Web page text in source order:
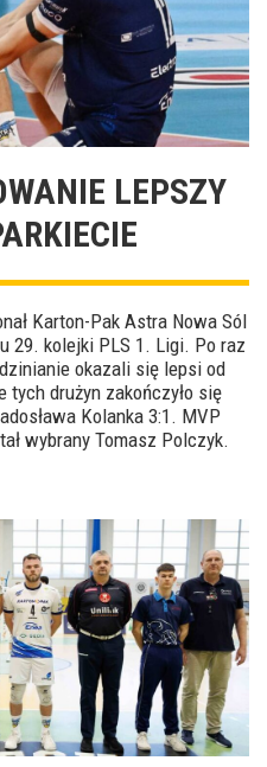
LEPSZY
Karton-Pak Astra Nowa Sól
29. kolejki PLS 1. Ligi. Po raz
okazali się lepsi od
drużyn zakończyło się
Kolanka 3:1. MVP
wybrany Tomasz Polczyk.